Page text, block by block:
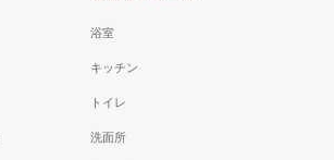
浴室
キッチン
トイレ
洗面所